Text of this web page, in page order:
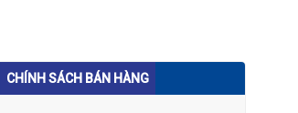
CHÍNH SÁCH BÁN HÀNG